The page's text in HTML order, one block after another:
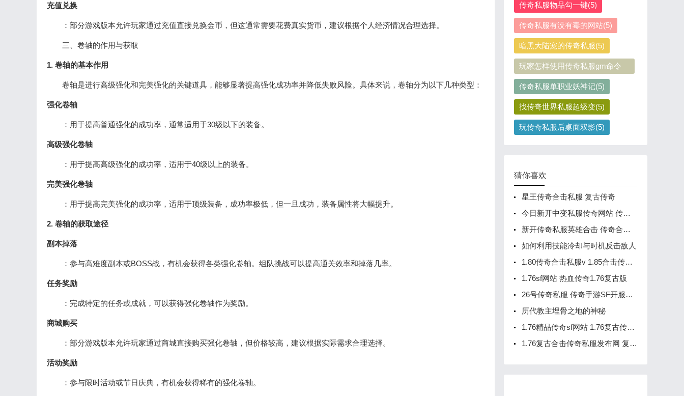
充值兑换
：部分游戏版本允许玩家通过充值直接兑换金币，但这通常需要花费真实货币，建议根据个人经济情况合理选择。
三、卷轴的作用与获取
1. 卷轴的基本作用
卷轴是进行高级强化和完美强化的关键道具，能够显著提高强化成功率并降低失败风险。具体来说，卷轴分为以下几种类型：
强化卷轴
：用于提高普通强化的成功率，通常适用于30级以下的装备。
高级强化卷轴
：用于提高高级强化的成功率，适用于40级以上的装备。
完美强化卷轴
：用于提高完美强化的成功率，适用于顶级装备，成功率极低，但一旦成功，装备属性将大幅提升。
2. 卷轴的获取途径
副本掉落
：参与高难度副本或BOSS战，有机会获得各类强化卷轴。组队挑战可以提高通关效率和掉落几率。
任务奖励
：完成特定的任务或成就，可以获得强化卷轴作为奖励。
商城购买
：部分游戏版本允许玩家通过商城直接购买强化卷轴，但价格较高，建议根据实际需求合理选择。
活动奖励
：参与限时活动或节日庆典，有机会获得稀有的强化卷轴。
传奇私服物品勾一键(5)
传奇私服有没有毒的网站(5)
暗黑大陆宠的传奇私服(5)
玩家怎样使用传奇私服gm命令
(5)
传奇私服单职业妖神记(5)
找传奇世界私服超级变(5)
玩传奇私服后桌面双影(5)
猜你喜欢
星王传奇合击私服 复古传奇
今日新开中变私服传奇网站 传奇单职业手游中变服
新开传奇私服英雄合击 传奇合击手游发布网新开服
如何利用技能冷却与时机反击敌人
1.80传奇合击私服v 1.85合击传奇手游网站
1.76sf网站 热血传奇1.76复古版
26号传奇私服 传奇手游SF开服列表
历代教主埋骨之地的神秘
1.76精品传奇sf网站 1.76复古传奇手机版
1.76复古合击传奇私服发布网 复古传奇合击版本手游下载